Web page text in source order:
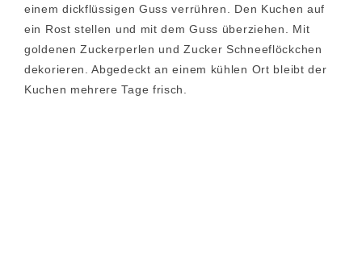
einem dickflüssigen Guss verrühren. Den Kuchen auf
ein Rost stellen und mit dem Guss überziehen. Mit
goldenen Zuckerperlen und Zucker Schneeflöckchen
dekorieren. Abgedeckt an einem kühlen Ort bleibt der
Kuchen mehrere Tage frisch.